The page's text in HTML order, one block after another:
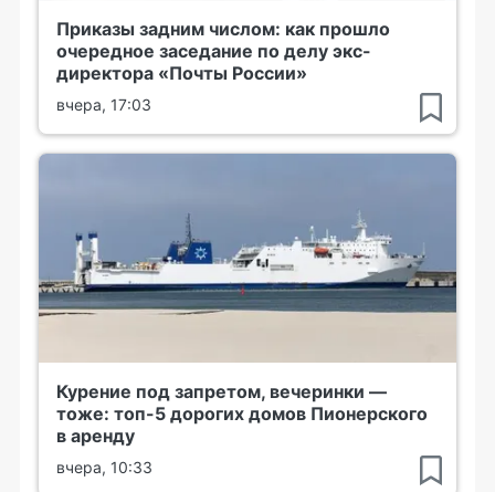
Приказы задним числом: как прошло
очередное заседание по делу экс-
директора «Почты России»
вчера, 17:03
Курение под запретом, вечеринки —
тоже: топ-5 дорогих домов Пионерского
в аренду
вчера, 10:33